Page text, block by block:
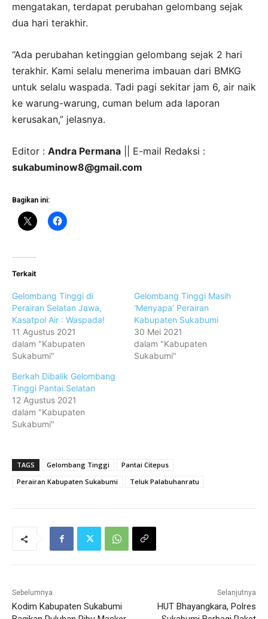
mengatakan, terdapat perubahan gelombang sejak
dua hari terakhir.
“Ada perubahan ketinggian gelombang sejak 2 hari
terakhir. Kami selalu menerima imbauan dari BMKG
untuk selalu waspada. Tadi pagi sekitar jam 6, air naik
ke warung-warung, cuman belum ada laporan
kerusakan,” jelasnya.
Editor : Andra Permana || E-mail Redaksi :
sukabuminow8@gmail.com
Bagikan ini:
Terkait
Gelombang Tinggi di
Perairan Selatan Jawa,
Kasatpol Air : Waspada!
11 Agustus 2021
dalam "Kabupaten
Sukabumi"
Gelombang Tinggi Masih
‘Menyapa’ Perairan
Kabupaten Sukabumi
30 Mei 2021
dalam "Kabupaten
Sukabumi"
Berkah Dibalik Gelombang
Tinggi Pantai Selatan
12 Agustus 2021
dalam "Kabupaten
Sukabumi"
TAGS Gelombang Tinggi
Pantai Citepus
Perairan Kabupaten Sukabumi
Teluk Palabuhanratu
Sebelumnya
Kodim Kabupaten Sukabumi
Selanjutnya
HUT Bhayangkara, Polres